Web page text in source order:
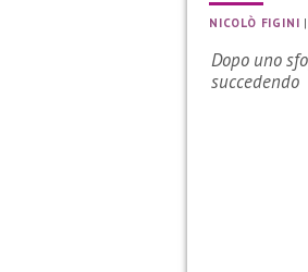
NICOLÒ FIGINI |
Dopo uno
succedendo